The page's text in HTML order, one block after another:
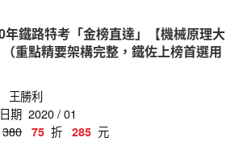
年鐵路特考「金榜直達」【機械原理大
重點精要架構完整，鐵佐上榜首選用
王勝利
期 2020 / 01
380 75 折 285 元